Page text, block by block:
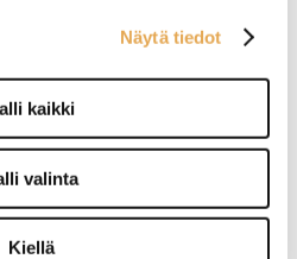
Näytä tiedot
kaikki
valinta
Kiellä
Ulkomitat: (l) 600 x (s) 500 x
Sähköteho: 6,0 kW / 400 V.
240 mm.
Tuotekoodi: 305.